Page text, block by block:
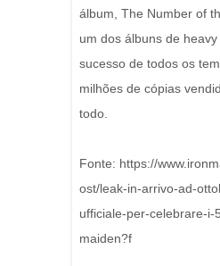
álbum, The Number of
um dos álbuns de
sucesso de todos os
milhões de cópias
todo.
Fonte: https://
ost/leak-in-arrivo-ad-
ufficiale-per-celebrare-i-
maiden?f